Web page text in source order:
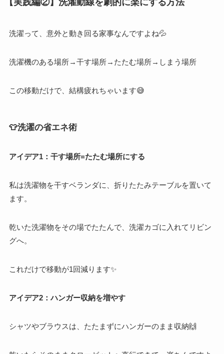
洗濯って、意外と動き回る家事なんですよね💦
洗濯機のある場所→干す場所→たたむ場所→しまう場所
この移動だけで、結構疲れちゃいます😅
👕洗濯の省エネ術
アイデア1：干す場所=たたむ場所にする
私は洗濯物を干すベランダに、折りたたみテーブルを置いて
ます。
乾いた洗濯物をその場でたたんで、洗濯カゴに入れてリビン
グへ。
これだけで移動が1回減ります✨
アイデア2：ハンガー収納を増やす
シャツやブラウスは、たたまずにハンガーのまま収納🙌